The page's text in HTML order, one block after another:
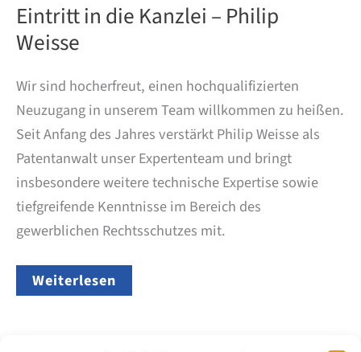
Eintritt in die Kanzlei – Philip
Weisse
Wir sind hocherfreut, einen hochqualifizierten
Neuzugang in unserem Team willkommen zu heißen.
Seit Anfang des Jahres verstärkt Philip Weisse als
Patentanwalt unser Expertenteam und bringt
insbesondere weitere technische Expertise sowie
tiefgreifende Kenntnisse im Bereich des
gewerblichen Rechtsschutzes mit.
Eintritt
in
Weiterlesen